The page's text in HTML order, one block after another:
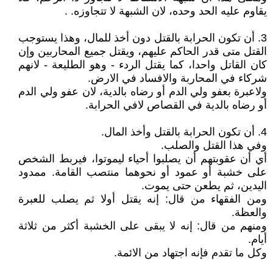
يقاوم عليه الحد وحده، لان الشبهة لا تتجاوزه. .
3. أن تكون الحرابة بالقتل دون أخذ للمال، وهذا يستوجب
القتل متى قدر الحاكم عليهم، ويقتل جميع المحاربين وإن
كان القاتل واحدا، كما يقتل الردء - وهو الطليعة - لانهم
شركاء في المحاربة والافساد في الارض.
ولاعبرة بعفو ولي الدم أو رضاه بالدية، لان عفو ولي الدم
أو رضاه بالدية في القصاص لافي الحرابة.
4. أن تكون الحرابة بالقتل وأخذ المال.
وفي هذا القتل والصلب.
أي أن عقوبتهم أن يصلبوا أحياء ليموتوا، فيربط الشخص
على خشبة أو عمود أو نحوهما منتصب القامة. ممدود
اليدين، ثم يطعن حتى يموت.
ومن الفقهاء من قال: إنه يقتل أولا ثم يصلب للعبرة
والعظة.
ومنهم من قال: إنه لا يبقى على الخشبة أكثر من ثلاثة
أيام.
وكل ما تقدم فإنه اجتهاد من الائمة.